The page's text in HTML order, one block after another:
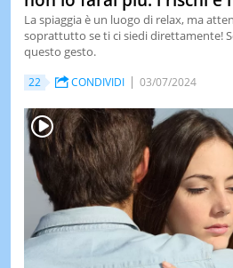
La spiaggia è un luogo di relax, ma
soprattutto se ti ci siedi direttamente!
questo gesto.
22 CONDIVIDI 03/07/2024